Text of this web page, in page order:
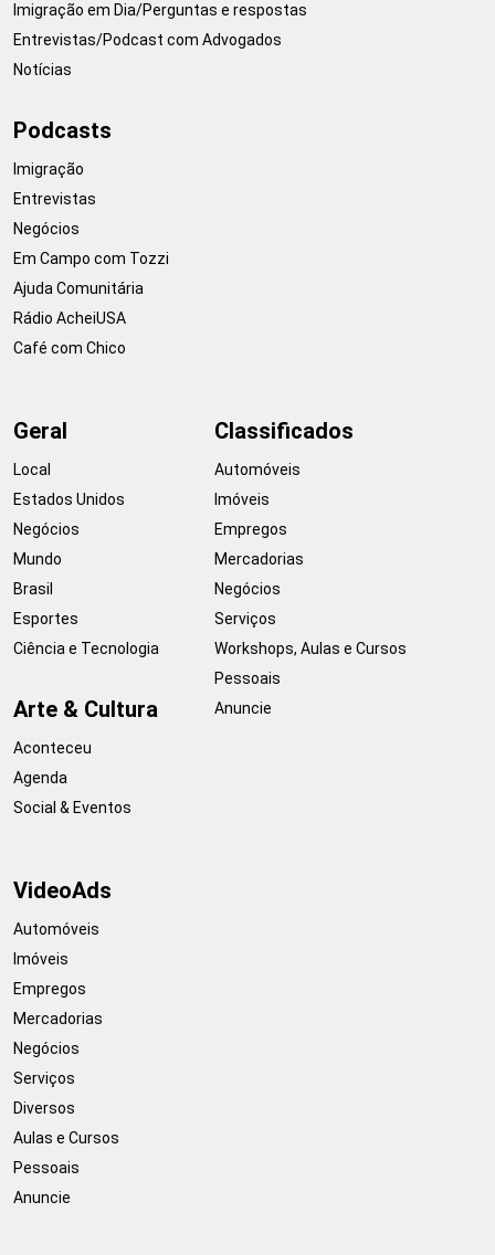
Imigração em Dia/Perguntas e respostas
Entrevistas/Podcast com Advogados
Notícias
Podcasts
Imigração
Entrevistas
Negócios
Em Campo com Tozzi
Ajuda Comunitária
Rádio AcheiUSA
Café com Chico
Geral
Local
Estados Unidos
Negócios
Mundo
Brasil
Esportes
Ciência e Tecnologia
Arte & Cultura
Aconteceu
Agenda
Social & Eventos
Classificados
Automóveis
Imóveis
Empregos
Mercadorias
Negócios
Serviços
Workshops, Aulas e Cursos
Pessoais
Anuncie
VideoAds
Automóveis
Imóveis
Empregos
Mercadorias
Negócios
Serviços
Diversos
Aulas e Cursos
Pessoais
Anuncie